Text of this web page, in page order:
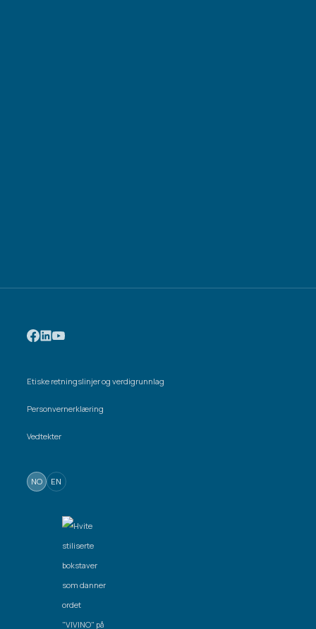
Etiske retningslinjer og verdigrunnlag
Personvernerklæring
Vedtekter
NO EN